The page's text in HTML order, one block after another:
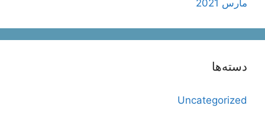
مارس 2021
دسته‌ها
Uncategorized